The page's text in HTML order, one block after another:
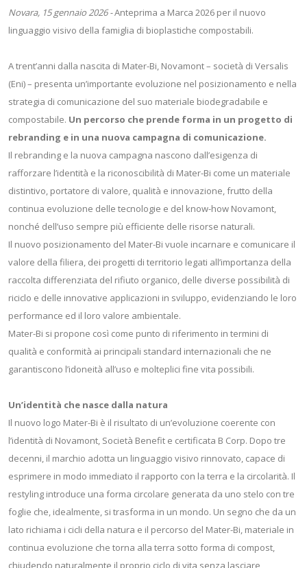
Novara, 15 gennaio 2026 -Anteprima a Marca 2026 per il nuovo
linguaggio visivo della famiglia di bioplastiche compostabili.
A trent’anni dalla nascita di Mater-Bi, Novamont – società di Versalis
(Eni) – presenta un’importante evoluzione nel posizionamento e nella
strategia di comunicazione del suo materiale biodegradabile e
compostabile. Un percorso che prende forma in un progetto di
rebranding e in una nuova campagna di comunicazione.
Il rebranding e la nuova campagna nascono dall’esigenza di
rafforzare l’identità e la riconoscibilità di Mater-Bi come un materiale
distintivo, portatore di valore, qualità e innovazione, frutto della
continua evoluzione delle tecnologie e del know-how Novamont,
nonché dell’uso sempre più efficiente delle risorse naturali.
Il nuovo posizionamento del Mater-Bi vuole incarnare e comunicare il
valore della filiera, dei progetti di territorio legati all’importanza della
raccolta differenziata del rifiuto organico, delle diverse possibilità di
riciclo e delle innovative applicazioni in sviluppo, evidenziando le loro
performance ed il loro valore ambientale.
Mater-Bi si propone così come punto di riferimento in termini di
qualità e conformità ai principali standard internazionali che ne
garantiscono l’idoneità all’uso e molteplici fine vita possibili.
Un’identità che nasce dalla natura
Il nuovo logo Mater-Bi è il risultato di un’evoluzione coerente con
l’identità di Novamont, Società Benefit e certificata B Corp. Dopo tre
decenni, il marchio adotta un linguaggio visivo rinnovato, capace di
esprimere in modo immediato il rapporto con la terra e la circolarità. Il
restyling introduce una forma circolare generata da uno stelo con tre
foglie che, idealmente, si trasforma in un mondo. Un segno che da un
lato richiama i cicli della natura e il percorso del Mater-Bi, materiale in
continua evoluzione che torna alla terra sotto forma di compost,
chiudendo naturalmente il proprio ciclo di vita senza lasciare